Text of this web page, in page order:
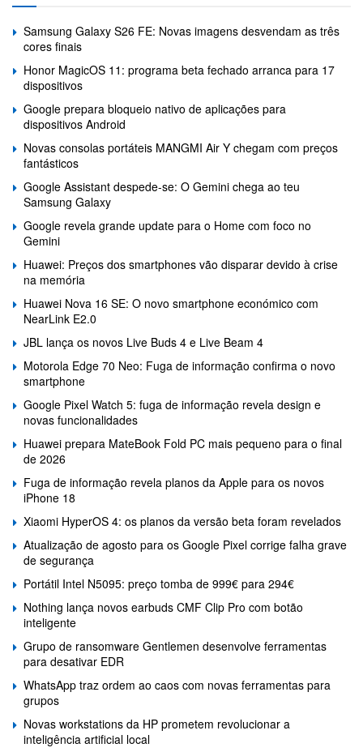
Samsung Galaxy S26 FE: Novas imagens desvendam as três
cores finais
Honor MagicOS 11: programa beta fechado arranca para 17
dispositivos
Google prepara bloqueio nativo de aplicações para
dispositivos Android
Novas consolas portáteis MANGMI Air Y chegam com preços
fantásticos
Google Assistant despede-se: O Gemini chega ao teu
Samsung Galaxy
Google revela grande update para o Home com foco no
Gemini
Huawei: Preços dos smartphones vão disparar devido à crise
na memória
Huawei Nova 16 SE: O novo smartphone económico com
NearLink E2.0
JBL lança os novos Live Buds 4 e Live Beam 4
Motorola Edge 70 Neo: Fuga de informação confirma o novo
smartphone
Google Pixel Watch 5: fuga de informação revela design e
novas funcionalidades
Huawei prepara MateBook Fold PC mais pequeno para o final
de 2026
Fuga de informação revela planos da Apple para os novos
iPhone 18
Xiaomi HyperOS 4: os planos da versão beta foram revelados
Atualização de agosto para os Google Pixel corrige falha grave
de segurança
Portátil Intel N5095: preço tomba de 999€ para 294€
Nothing lança novos earbuds CMF Clip Pro com botão
inteligente
Grupo de ransomware Gentlemen desenvolve ferramentas
para desativar EDR
WhatsApp traz ordem ao caos com novas ferramentas para
grupos
Novas workstations da HP prometem revolucionar a
inteligência artificial local